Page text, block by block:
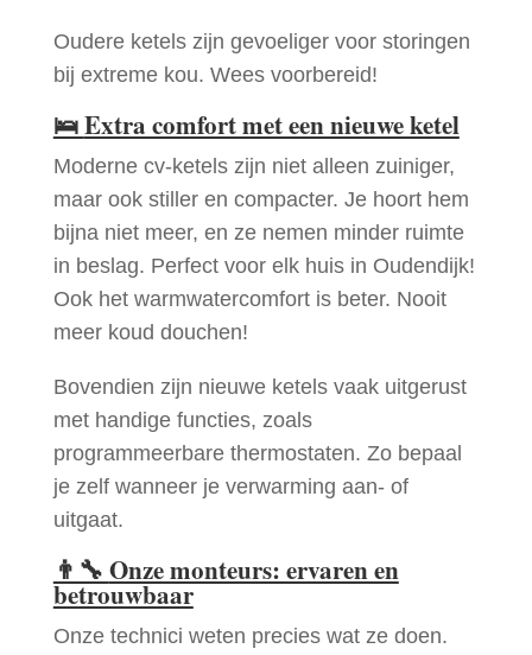
Oudere ketels zijn gevoeliger voor storingen
bij extreme kou. Wees voorbereid!
🛌Extra comfort met een nieuwe ketel
Moderne cv-ketels zijn niet alleen zuiniger,
maar ook stiller en compacter. Je hoort hem
bijna niet meer, en ze nemen minder ruimte
in beslag. Perfect voor elk huis in Oudendijk!
Ook het warmwatercomfort is beter. Nooit
meer koud douchen!
Bovendien zijn nieuwe ketels vaak uitgerust
met handige functies, zoals
programmeerbare thermostaten. Zo bepaal
je zelf wanneer je verwarming aan- of
uitgaat.
👨‍🔧 Onze monteurs: ervaren en
betrouwbaar
Onze technici weten precies wat ze doen.